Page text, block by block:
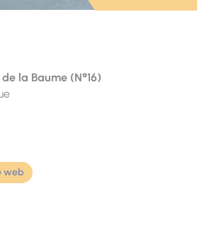
la Baume (N°16)
web